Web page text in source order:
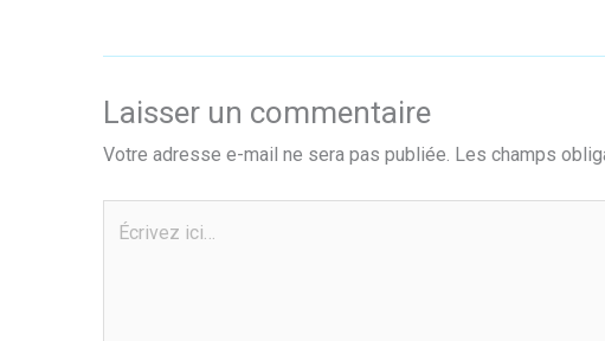
Laisser un commentaire
Votre adresse e-mail ne sera pas publiée. Les champs
Écrivez